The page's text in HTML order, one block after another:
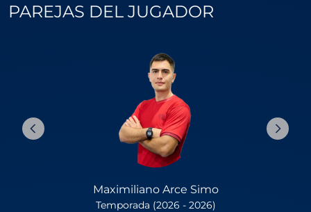
PAREJAS DEL JUGADOR
Maximiliano Arce Simo
Temporada (2026 - 2026)